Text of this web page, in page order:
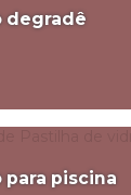
degradê
para piscina